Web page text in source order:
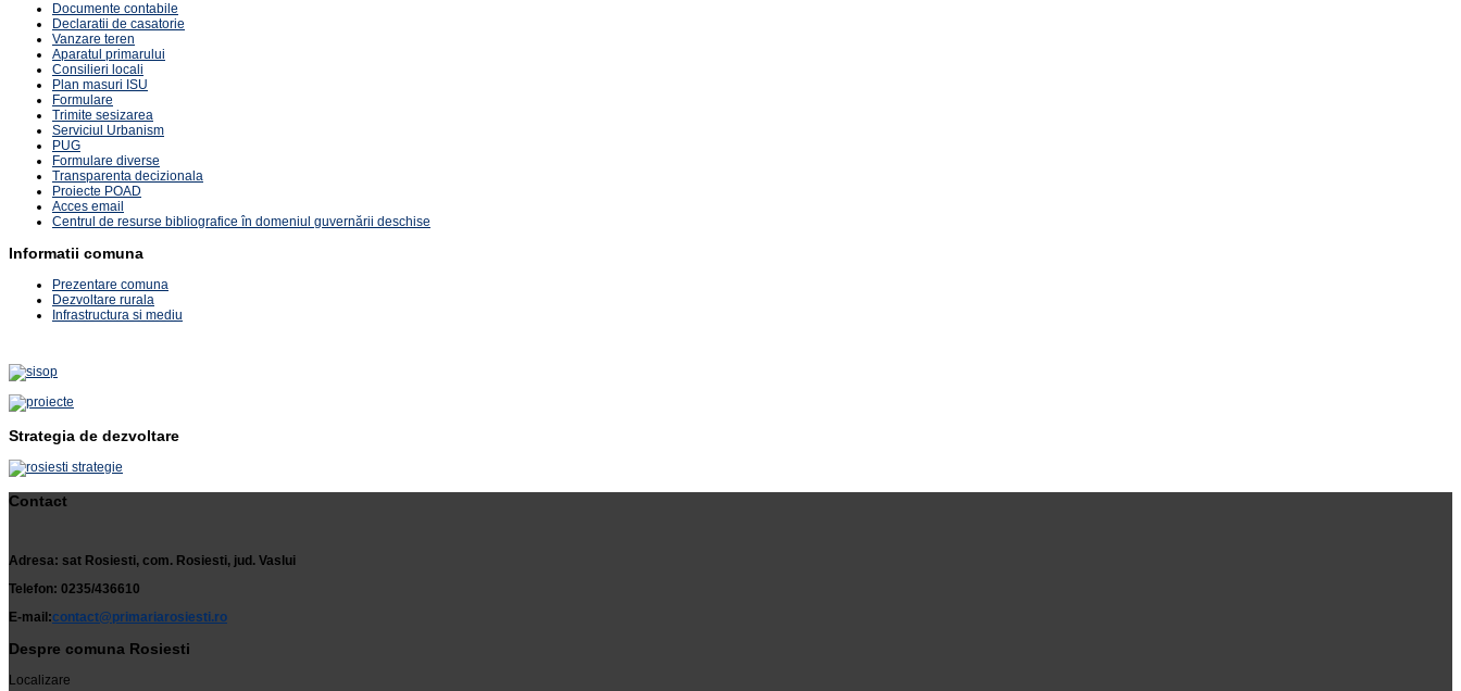
Documente contabile
Declaratii de casatorie
Vanzare teren
Aparatul primarului
Consilieri locali
Plan masuri ISU
Formulare
Trimite sesizarea
Serviciul Urbanism
PUG
Formulare diverse
Transparenta decizionala
Proiecte POAD
Acces email
Centrul de resurse bibliografice în domeniul guvernării deschise
Informatii comuna
Prezentare comuna
Dezvoltare rurala
Infrastructura si mediu
Strategia de dezvoltare
Contact
Adresa: sat Rosiesti, com. Rosiesti, jud. Vaslui
Telefon: 0235/436610
E-mail:contact@primariarosiesti.ro
Despre comuna Rosiesti
Localizare